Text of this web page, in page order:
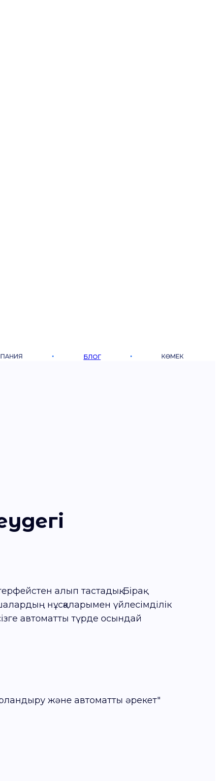
БЛОГ КӨМЕК
алып тастадық. Бірақ
нұсқаларымен үйлесімділік
автоматты түрде осындай
және автоматты әрекет"